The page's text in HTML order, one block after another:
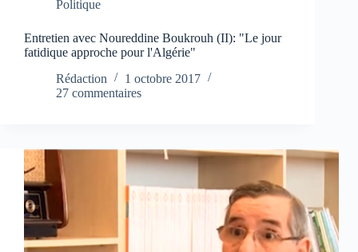
Politique
Entretien avec Noureddine Boukrouh (II): "Le jour
fatidique approche pour l'Algérie"
Rédaction
1 octobre 2017
27 commentaires